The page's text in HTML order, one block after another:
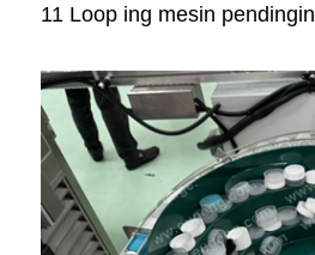
11 Loop ing mesin pendingin